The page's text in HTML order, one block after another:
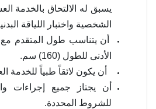
يسبق له الالتحاق بالخدمة
الشخصية واختبار اللياقة
أن يتناسب طول المتقدم
الأدنى للطول (160) سم.
أن يكون لائقاً طبياً للخدمة
أن يجتاز جميع إجراءات
للشروط المحددة.